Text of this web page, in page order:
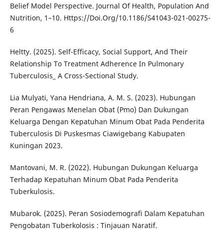
Belief Model Perspective. Journal Of Health, Population And
Nutrition, 1–10. Https://Doi.Org/10.1186/S41043-021-00275-
6
Heltty. (2025). Self-Efficacy, Social Support, And Their
Relationship To Treatment Adherence In Pulmonary
Tuberculosis_ A Cross-Sectional Study.
Lia Mulyati, Yana Hendriana, A. M. S. (2023). Hubungan
Peran Pengawas Menelan Obat (Pmo) Dan Dukungan
Keluarga Dengan Kepatuhan Minum Obat Pada Penderita
Tuberculosis Di Puskesmas Ciawigebang Kabupaten
Kuningan 2023.
Mantovani, M. R. (2022). Hubungan Dukungan Keluarga
Terhadap Kepatuhan Minum Obat Pada Penderita
Tuberkulosis.
Mubarok. (2025). Peran Sosiodemografi Dalam Kepatuhan
Pengobatan Tuberkolosis : Tinjauan Naratif.